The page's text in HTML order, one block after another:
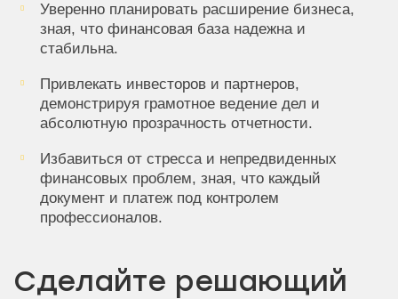
Уверенно планировать расширение бизнеса,
зная, что финансовая база надежна и
стабильна.
Привлекать инвесторов и партнеров,
демонстрируя грамотное ведение дел и
абсолютную прозрачность отчетности.
Избавиться от стресса и непредвиденных
финансовых проблем, зная, что каждый
документ и платеж под контролем
профессионалов.
Сделайте решающий